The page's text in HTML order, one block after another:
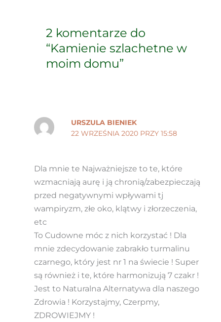
2 komentarze do
“Kamienie szlachetne w
moim domu”
URSZULA BIENIEK
22 WRZEŚNIA 2020 PRZY 15:58
Dla mnie te Najważniejsze to te, które
wzmacniają aurę i ją chronią/zabezpieczają
przed negatywnymi wpływami tj
wampiryzm, złe oko, klątwy i złorzeczenia,
etc
To Cudowne móc z nich korzystać ! Dla
mnie zdecydowanie zabrakło turmalinu
czarnego, który jest nr 1 na świecie ! Super
są również i te, które harmonizują 7 czakr !
Jest to Naturalna Alternatywa dla naszego
Zdrowia ! Korzystajmy, Czerpmy,
ZDROWIEJMY !